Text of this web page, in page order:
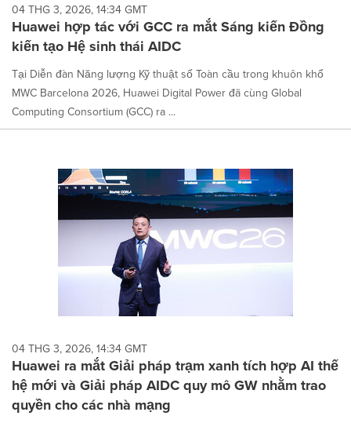
04 THG 3, 2026, 14:34 GMT
Huawei hợp tác với GCC ra mắt Sáng kiến Đồng
kiến tạo Hệ sinh thái AIDC
Tại Diễn đàn Năng lượng Kỹ thuật số Toàn cầu trong khuôn khổ
MWC Barcelona 2026, Huawei Digital Power đã cùng Global
Computing Consortium (GCC) ra ...
04 THG 3, 2026, 14:34 GMT
Huawei ra mắt Giải pháp trạm xanh tích hợp AI thế
hệ mới và Giải pháp AIDC quy mô GW nhằm trao
quyền cho các nhà mạng